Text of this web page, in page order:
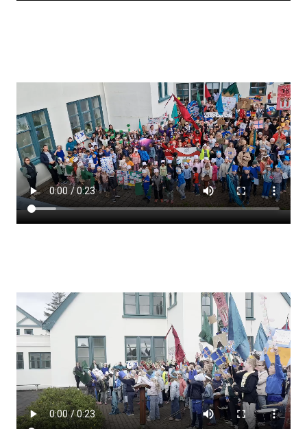
Námsmat
Læsi
Lestrarheftin
Náms- og kennsluáætlanir
Námsráðgjafi
Stundaskrár
Valgreinar
Umsókn um val utanskóla